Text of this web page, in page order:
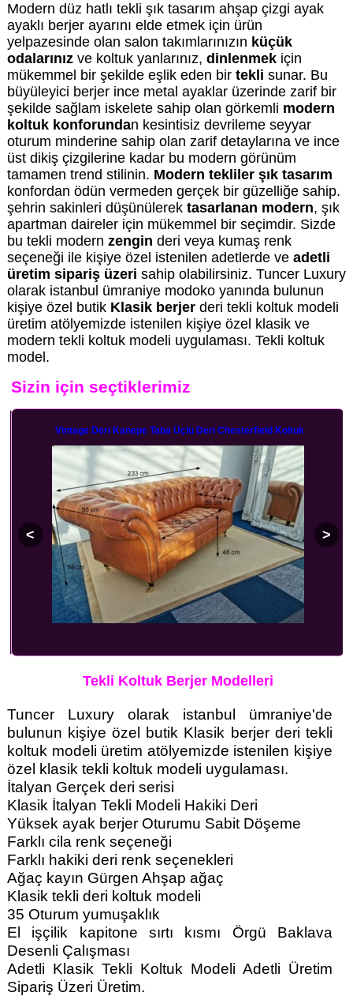
Modern düz hatlı tekli şık tasarım ahşap çizgi ayak
ayaklı berjer ayarını elde etmek için ürün
yelpazesinde olan salon takımlarınızın küçük
odalarınız ve koltuk yanlarınız, dinlenmek için
mükemmel bir şekilde eşlik eden birtekli sunar. Bu
büyüleyici berjer ince metal ayaklar üzerinde zarif bir
şekilde sağlam iskelete sahip olan görkemli modern
koltuk konforundan kesintisiz devrileme seyyar
oturum minderine sahip olan zarif detaylarına ve ince
üst dikiş çizgilerine kadar bu modern görünüm
tamamen trend stilinin. Modern tekliler şık tasarım
konfordan ödün vermeden gerçek bir güzelliğe sahip.
şehrin sakinleri düşünülerektasarlanan modern, şık
apartman daireler için mükemmel bir seçimdir. Sizde
bu tekli modern zengin deri veya kumaş renk
seçeneği ile kişiye özel istenilen adetlerde veadetli
üretim sipariş üzeri sahip olabilirsiniz. Tuncer Luxury
olarak istanbul ümraniye modoko yanında bulunun
kişiye özel butikKlasik berjerderi tekli koltuk modeli
üretim atölyemizde istenilen kişiye özel klasik ve
modern tekli koltuk modeli uygulaması. Tekli koltuk
model.
Sizin için seçtiklerimiz
Vintage Deri Kanepe Taba Üçlü Deri Chesterfield Koltuk
Tekli Koltuk Berjer Modelleri
Tuncer Luxury olarak istanbul ümraniye'de
bulunun kişiye özel butik Klasik berjer deri tekli
koltuk modeli üretim atölyemizde istenilen kişiye
özel klasik tekli koltuk modeli uygulaması.
İtalyan Gerçek deri serisi
Klasik İtalyan Tekli Modeli Hakiki Deri
Yüksek ayak berjer Oturumu Sabit Döşeme
Farklı cila renk seçeneği
Farklı hakiki deri renk seçenekleri
Ağaç kayın Gürgen Ahşap ağaç
Klasik tekli deri koltuk modeli
35 Oturum yumuşaklık
El işçilik kapitone sırtı kısmı Örgü Baklava
Desenli Çalışması
Adetli Klasik Tekli Koltuk Modeli Adetli Üretim
Sipariş Üzeri Üretim.